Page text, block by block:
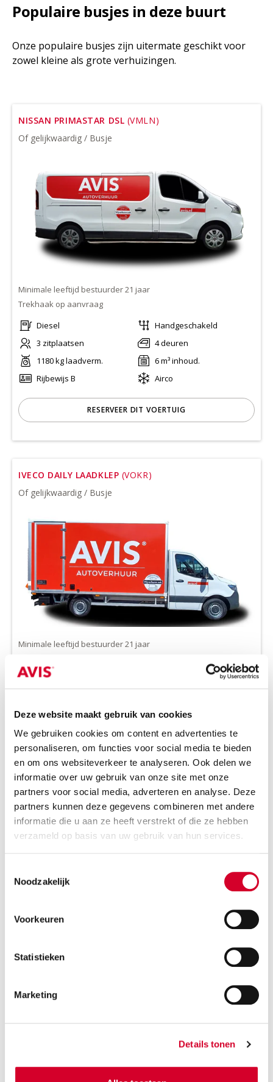
Deze website maakt gebruik van cookies
We gebruiken cookies om content en advertenties te
personaliseren, om functies voor social media te bieden
en om ons websiteverkeer te analyseren. Ook delen we
informatie over uw gebruik van onze site met onze
partners voor social media, adverteren en analyse. Deze
partners kunnen deze gegevens combineren met andere
informatie die u aan ze heeft verstrekt of die ze hebben
verzameld op basis van uw gebruik van hun services.
Noodzakelijk
Voorkeuren
Statistieken
Marketing
Details tonen
Populaire busjes in deze buurt
Onze populaire busjes zijn uitermate geschikt voor
zowel kleine als grote verhuizingen.
NISSAN PRIMASTAR DSL (VMLN)
Of gelijkwaardig / Busje
Minimale leeftijd bestuurder 21 jaar
Trekhaak op aanvraag
Diesel
Handgeschakeld
3 zitplaatsen
4 deuren
1180 kg laadverm.
6 m³ inhoud.
Rijbewijs B
Airco
RESERVEER DIT VOERTUIG
IVECO DAILY LAADKLEP (VOKR)
Of gelijkwaardig / Busje
Minimale leeftijd bestuurder 21 jaar
Diesel
800 kg laadverm.
18 m³ inhoud.
Rijbewijs B
Airco
RESERVEER DIT VOERTUIG
RENAULT TRAFIC DSL DUBBELE CABINE
(VDNN)
Minimale leeftijd bestuurder 21 jaar
1060 kg laadverm.
3,3 m³ inhoud.